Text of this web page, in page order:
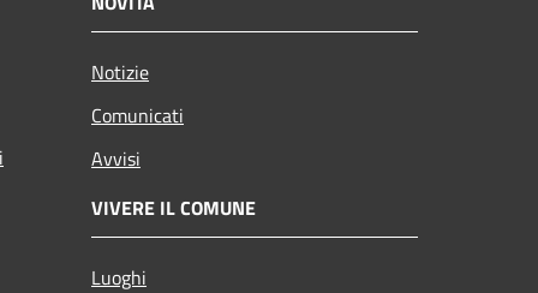
Notizie
Comunicati
Avvisi
VIVERE IL COMUNE
Luoghi